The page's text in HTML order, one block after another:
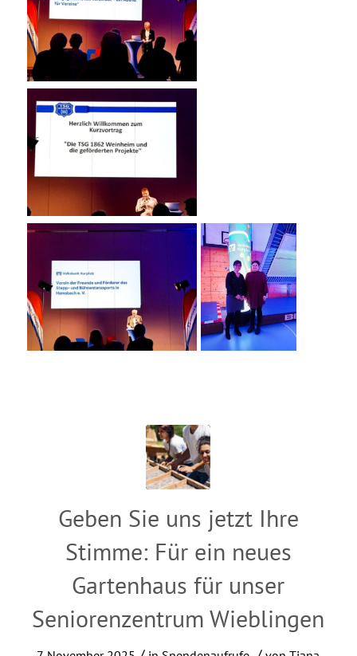
Geben Sie uns jetzt Ihre
Stimme: Für ein neues
Gartenhaus für unser
Seniorenzentrum Wieblingen